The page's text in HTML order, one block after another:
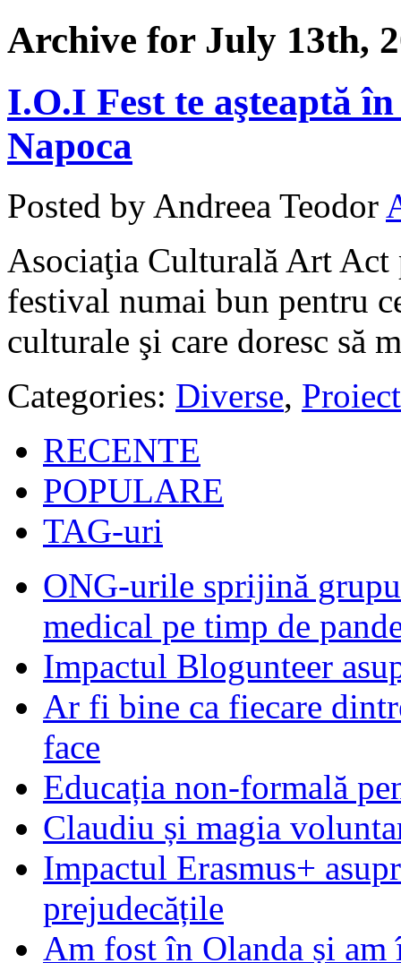
Archive for July 13th,
I.O.I Fest te aşteaptă
Napoca
Posted by Andreea Teodor
Asociaţia Culturală Art Act
festival numai bun pentru
culturale şi care doresc să
Categories: Diverse,
RECENTE
POPULARE
TAG-uri
ONG-urile sprijină
medical pe timp de
Impactul Blogunteer
Ar fi bine ca fiecare
face
Educația non-formală
Claudiu și magia
Impactul Erasmus+
prejudecățile
Am fost în Olanda și am